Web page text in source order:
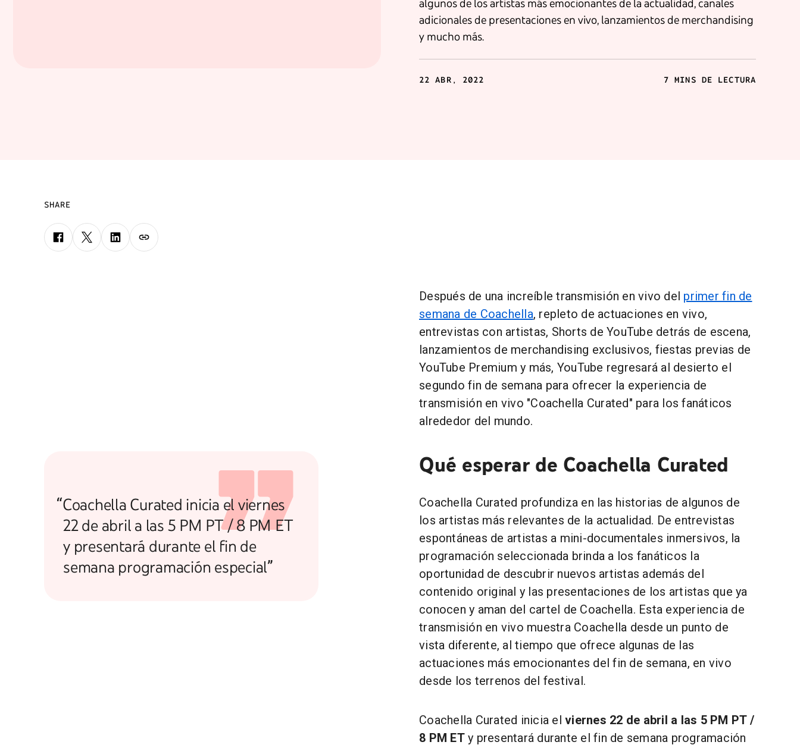
algunos de los artistas más emocionantes de la actualidad, canales
adicionales de presentaciones en vivo, lanzamientos de merchandising
y mucho más.
22 ABR, 2022 7 MINS DE LECTURA
SHARE
Después de una increíble transmisión en vivo del primer fin de
semana de Coachella, repleto de actuaciones en vivo,
entrevistas con artistas, Shorts de YouTube detrás de escena,
lanzamientos de merchandising exclusivos, fiestas previas de
YouTube Premium y más, YouTube regresará al desierto el
segundo fin de semana para ofrecer la experiencia de
transmisión en vivo "Coachella Curated" para los fanáticos
alrededor del mundo.
“Coachella Curated inicia el viernes
22 de abril a las 5 PM PT / 8 PM ET
y presentará durante el fin de
semana programación especial”
Qué esperar de Coachella Curated
Coachella Curated profundiza en las historias de algunos de
los artistas más relevantes de la actualidad. De entrevistas
espontáneas de artistas a mini-documentales inmersivos, la
programación seleccionada brinda a los fanáticos la
oportunidad de descubrir nuevos artistas además del
contenido original y las presentaciones de los artistas que ya
conocen y aman del cartel de Coachella. Esta experiencia de
transmisión en vivo muestra Coachella desde un punto de
vista diferente, al tiempo que ofrece algunas de las
actuaciones más emocionantes del fin de semana, en vivo
desde los terrenos del festival.
Coachella Curated inicia el viernes 22 de abril a las 5 PM PT /
8 PM ETy presentará durante el fin de semana programación